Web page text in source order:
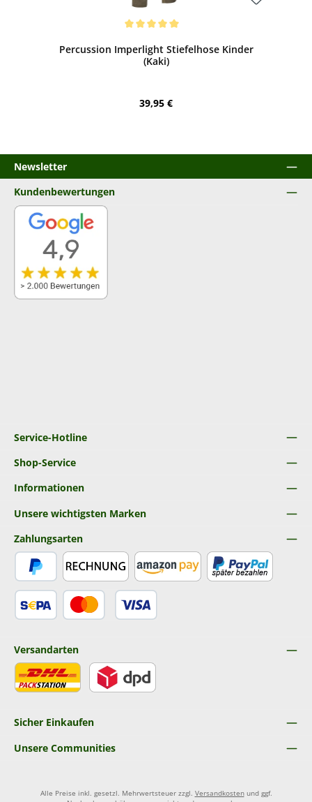
Percussion Imperlight Stiefelhose Kinder
(Kaki)
Regulärer Preis:
39,95 €
Newsletter
Service-Hotline
Shop-Service
Informationen
Unsere wichtigsten Marken
Sicher Einkaufen
Kundenbewertungen
Unsere Communities
Zahlungsarten
Versandarten
Alle Preise inkl. gesetzl. Mehrwertsteuer zzgl. Versandkostenund ggf.